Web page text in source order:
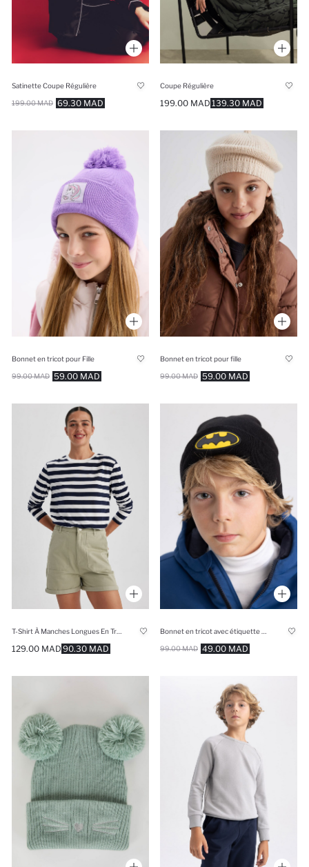
Satinette Coupe Régulière
69.30 MAD
199.00 MAD
Coupe Régulière
139.30 MAD
199.00 MAD
Bonnet en tricot pour Fille
59.00 MAD
99.00 MAD
Bonnet en tricot pour fille
59.00 MAD
99.00 MAD
90.30 MAD
129.00 MAD
Bonnet en tricot avec étiquette Batman pour garçon
49.00 MAD
99.00 MAD